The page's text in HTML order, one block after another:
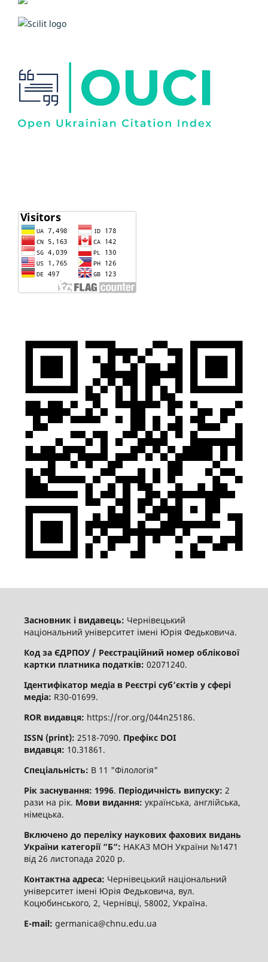
Засновник і видавець: Чернівецький
національний університет імені Юрія Федьковича.
Код за ЄДРПОУ / Реєстраційний номер облікової
картки платника податків: 02071240.
Ідентифікатор медіа в Реєстрі суб’єктів у сфері
медіа: R30-01699.
ROR видавця: https://ror.org/044n25186.
ISSN (print): 2518-7090. Префікс DOI
видавця: 10.31861.
Спеціальність: В 11 "Філологія"
Рік заснування: 1996. Періодичність випуску: 2
рази на рік. Мови видання: українська, англійська,
німецька.
Включено до переліку наукових фахових видань
України категорії “Б“: НАКАЗ МОН України №1471
від 26 листопада 2020 р.
Контактна адреса: Чернівецький національний
університет імені Юрія Федьковича, вул.
Коцюбинського, 2, Чернівці, 58002, Україна.
E-mail: germanica@chnu.edu.ua